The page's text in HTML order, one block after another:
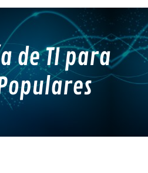
de TI para